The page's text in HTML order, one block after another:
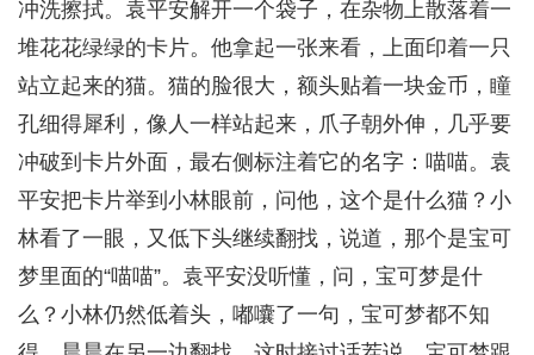
冲洗擦拭。袁平安解开一个袋子，在杂物上散落着一
堆花花绿绿的卡片。他拿起一张来看，上面印着一只
站立起来的猫。猫的脸很大，额头贴着一块金币，瞳
孔细得犀利，像人一样站起来，爪子朝外伸，几乎要
冲破到卡片外面，最右侧标注着它的名字：喵喵。袁
平安把卡片举到小林眼前，问他，这个是什么猫？小
林看了一眼，又低下头继续翻找，说道，那个是宝可
梦里面的“喵喵”。袁平安没听懂，问，宝可梦是什
么？小林仍然低着头，嘟囔了一句，宝可梦都不知